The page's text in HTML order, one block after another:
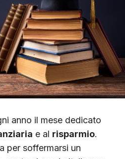
anno il mese dedicato
e al risparmio.
per soffermarsi un